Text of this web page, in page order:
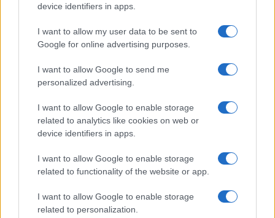
device identifiers in apps.
I want to allow my user data to be sent to
Google for online advertising purposes.
I want to allow Google to send me
personalized advertising.
I want to allow Google to enable storage
related to analytics like cookies on web or
device identifiers in apps.
I want to allow Google to enable storage
related to functionality of the website or app.
I want to allow Google to enable storage
related to personalization.
Scopri Rocca San Giovanni, il borgo abruzzese tra
Cristian Castiglioni · 8 Ago 2026